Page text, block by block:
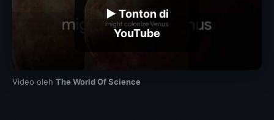
▶ Tonton di
YouTube
Video oleh The World Of Science